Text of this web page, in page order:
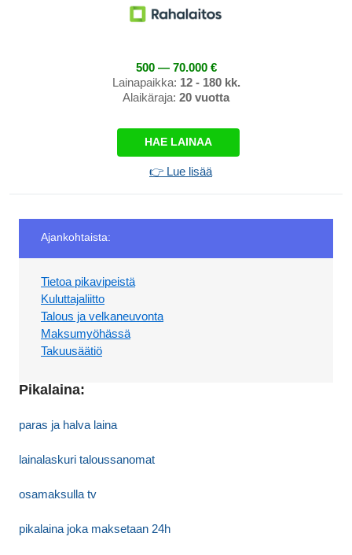
500 — 70.000 €
Lainapaikka: 12 - 180 kk.
Alaikäraja: 20 vuotta
HAE LAINAA
👉 Lue lisää
Ajankohtaista:
Tietoa pikavipeistä
Kuluttajaliitto
Talous ja velkaneuvonta
Maksumyöhässä
Takuusäätiö
Pikalaina:
paras ja halva laina
lainalaskuri taloussanomat
osamaksulla tv
pikalaina joka maksetaan 24h